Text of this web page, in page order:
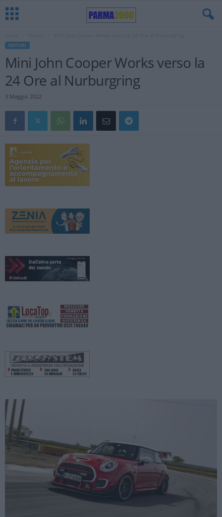
MOTORI
Mini John Cooper Works verso la
24 Ore al Nurburgring
3 Maggio 2022